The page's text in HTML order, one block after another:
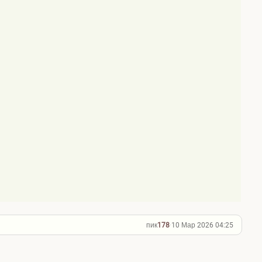
пик178·10 Мар 2026 04:25